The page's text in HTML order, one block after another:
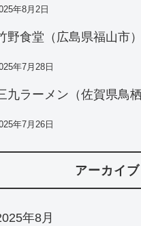
年8月2日
野食堂（広島県福山市）
年7月28日
九ラーメン（佐賀県鳥栖
年7月26日
アーカイブ
年8月